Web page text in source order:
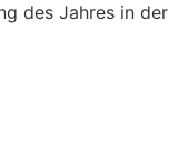
des Jahres in der